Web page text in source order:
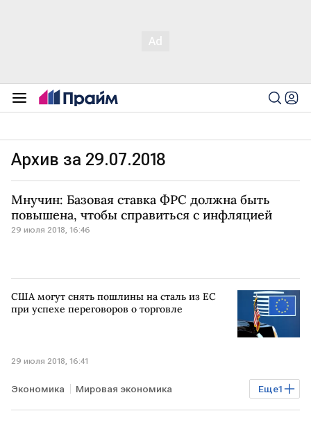
Архив за 29.07.2018
Мнучин: Базовая ставка ФРС должна быть
повышена, чтобы справиться с инфляцией
29 июля 2018, 16:46
США могут снять пошлины на сталь из ЕC
при успехе переговоров о торговле
29 июля 2018, 16:41
Еще1
Экономика Мировая экономика
торговые войны